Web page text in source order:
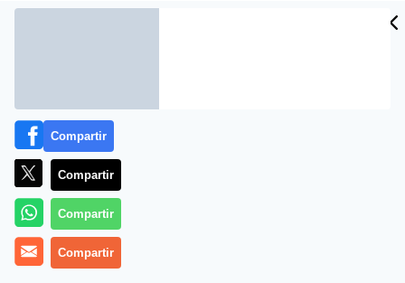
Compartir
Compartir
Compartir
Compartir